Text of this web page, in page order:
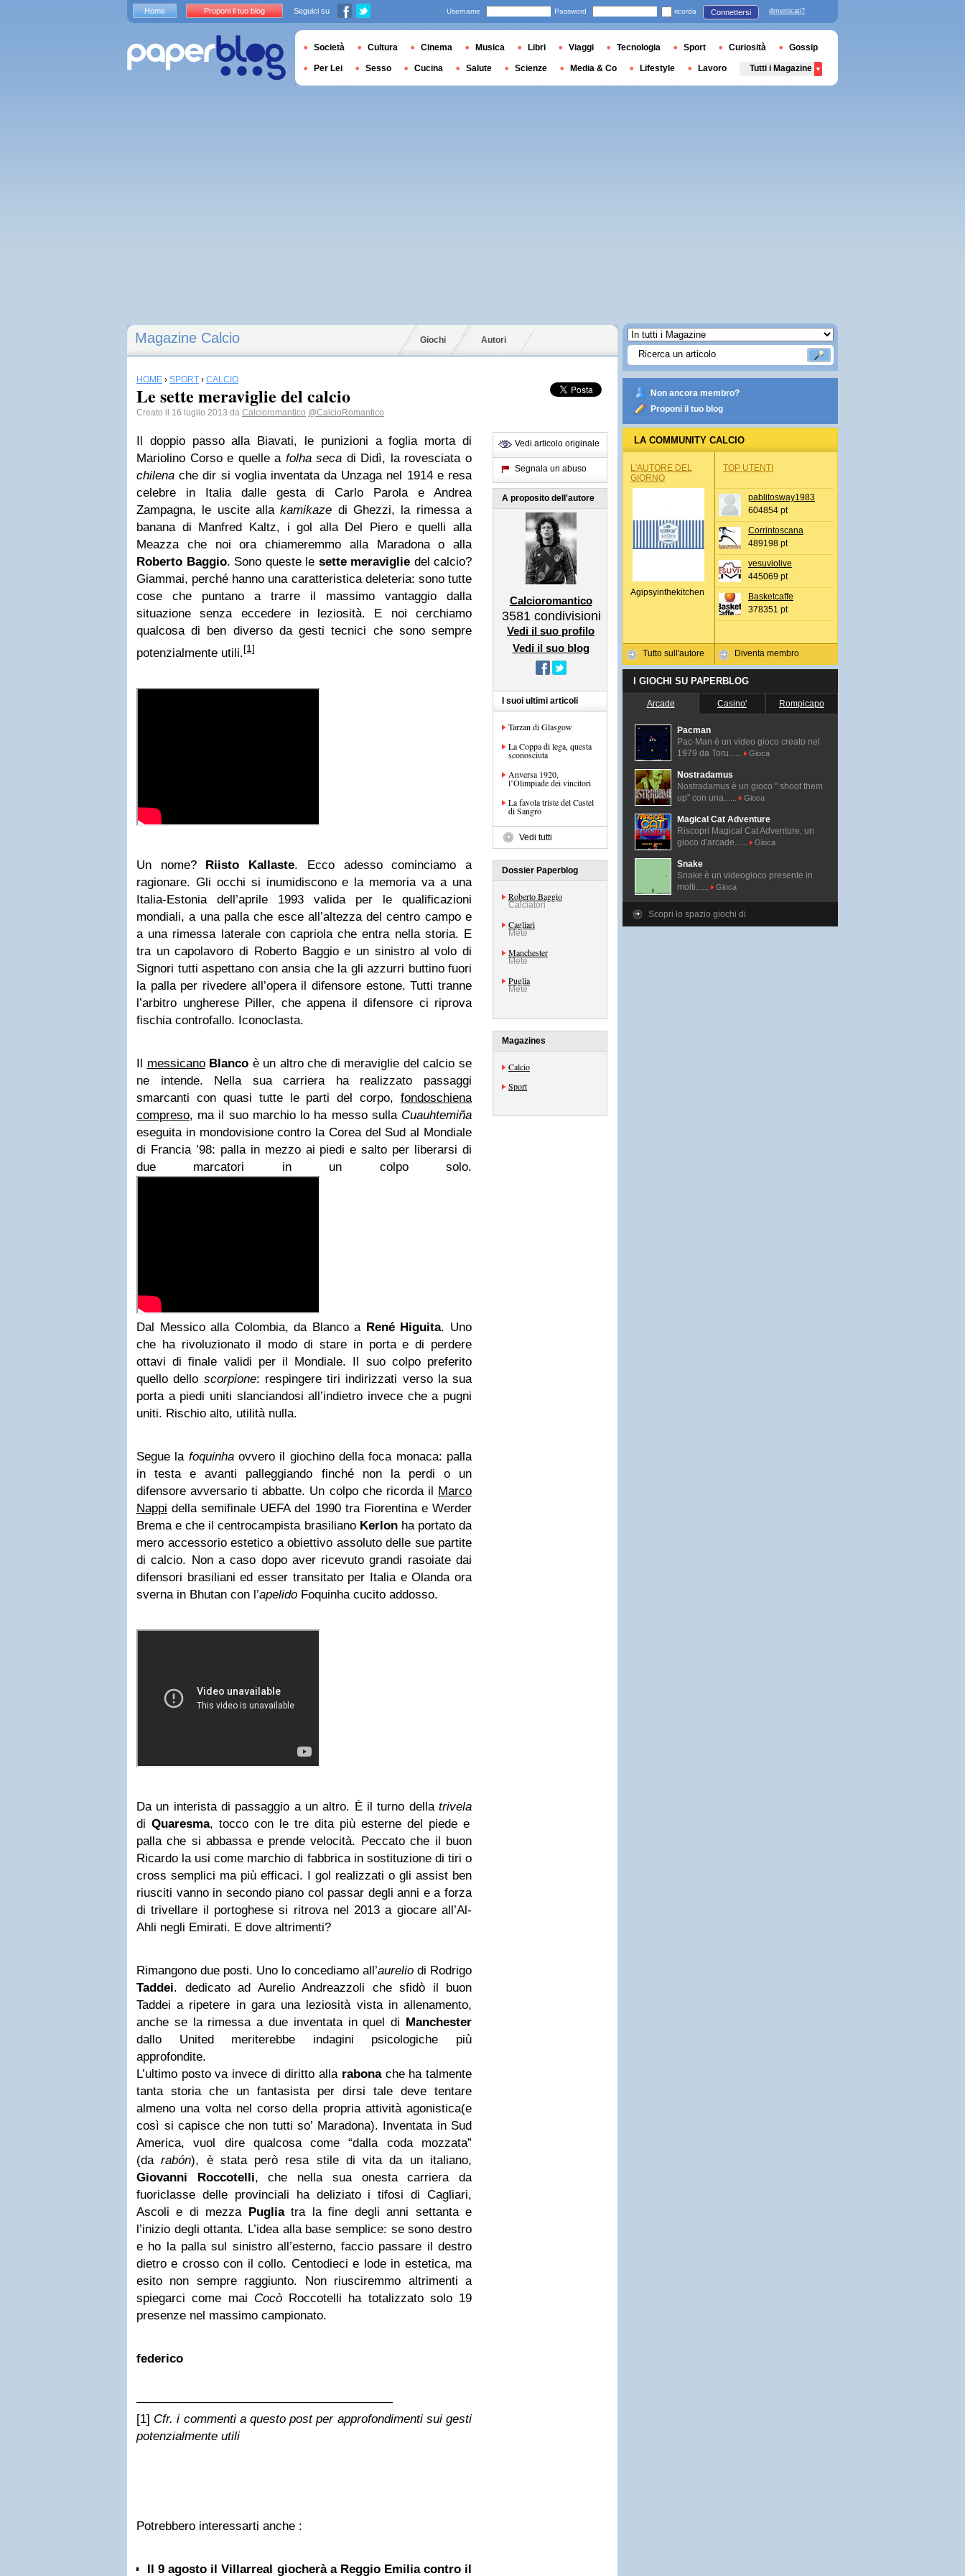
Magazine Calcio Giochi Autori
HOME › SPORT › CALCIO
Le sette meraviglie del calcio
Creato il 16 luglio 2013 da Calcioromantico @CalcioRomantico
Il doppio passo alla Biavati, le punizioni a foglia morta di
Mariolino Corso e quelle a folha seca di Didì, la rovesciata o
chilena che dir si voglia inventata da Unzaga nel 1914 e resa
celebre in Italia dalle gesta di Carlo Parola e Andrea
Zampagna, le uscite allakamikaze di Ghezzi, la rimessa a
banana di Manfred Kaltz, i gol alla Del Piero e quelli alla
Meazza che noi ora chiameremmo alla Maradona o alla
Roberto Baggio. Sono queste le sette meraviglie del calcio?
Giammai, perché hanno una caratteristica deleteria: sono tutte
cose che puntano a trarre il massimo vantaggio dalla
situazione senza eccedere in leziosità. E noi cerchiamo
qualcosa di ben diverso da gesti tecnici che sono sempre
potenzialmente utili.[1]
Un nome? Riisto Kallaste. Ecco adesso cominciamo a
ragionare. Gli occhi si inumidiscono e la memoria va a una
Italia-Estonia dell’aprile 1993 valida per le qualificazioni
mondiali, a una palla che esce all’altezza del centro campo e
a una rimessa lateralecon capriola che entra nella storia. E
tra un capolavoro di Roberto Baggio e un sinistro al volo di
Signori tutti aspettano con ansia che la gli azzurri buttino fuori
la palla per rivedere all’opera il difensore estone. Tutti tranne
l’arbitro ungherese Piller, che appena il difensore ci riprova
fischia controfallo. Iconoclasta.
Il messicano Blanco è un altro che di meraviglie del calcio se
ne intende. Nella sua carriera ha realizzato passaggi
smarcanti con quasi tutte le parti del corpo, fondoschiena
compreso, ma il suo marchio lo ha messo sulla Cuauhtemiña
eseguita in mondovisione contro la Corea del Sud al Mondiale
di Francia ’98: palla in mezzo ai piedi e salto per liberarsi di
due marcatori in un colpo solo.
Dal Messico alla Colombia, da Blanco a René Higuita. Uno
che ha rivoluzionato il modo di stare in porta e di perdere
ottavi di finale validi per il Mondiale. Il suo colpo preferito
quello dello scorpione: respingere tiri indirizzati verso la sua
porta a piedi uniti slanciandosi all’indietro invece che a pugni
uniti. Rischio alto, utilità nulla.
Segue la foquinhaovvero il giochino della foca monaca: palla
in testa e avanti palleggiando finché non la perdi o un
difensore avversario ti abbatte. Un colpo che ricorda il Marco
Nappi della semifinale UEFA del 1990 tra Fiorentina e Werder
Brema e che il centrocampista brasiliano Kerlon ha portato da
mero accessorio estetico a obiettivo assoluto delle sue partite
di calcio. Non a caso dopo aver ricevuto grandi rasoiate dai
difensori brasiliani ed esser transitato per Italia e Olanda ora
sverna in Bhutan con l’apelido Foquinha cucito addosso.
Da un interista di passaggio a un altro. È il turno della trivela
di Quaresma, tocco con le tre dita più esterne del piede e
palla che si abbassa e prende velocità. Peccato che il buon
Ricardo la usi come marchio di fabbrica in sostituzione di tiri o
cross semplici ma più efficaci. I gol realizzati o gli assist ben
riusciti vanno in secondo piano col passar degli anni e a forza
di trivellare il portoghese si ritrova nel 2013 a giocare all’Al-
Ahli negli Emirati. E dove altrimenti?
Rimangono due posti. Uno lo concediamo all’aurelio di Rodrigo
Taddei. dedicato ad Aurelio Andreazzoli che sfidò il buon
Taddei a ripetere in gara una leziosità vista in allenamento,
anche se la rimessa a due inventata in quel di Manchester
dallo United meriterebbe indagini psicologiche più
approfondite.
L’ultimo posto va invece di diritto alla rabonache ha talmente
tanta storia che un fantasista per dirsi tale deve tentare
almeno una volta nel corso della propria attività agonistica(e
così si capisce che non tutti so’ Maradona). Inventata in Sud
America, vuol dire qualcosa come “dalla coda mozzata”
(darabón), è stata però resa stile di vita da un italiano,
Giovanni Roccotelli, che nella sua onesta carriera da
fuoriclasse delle provinciali ha deliziato i tifosi di Cagliari,
Ascoli e di mezza Pugliatra la fine degli anni settanta e
l’inizio degli ottanta. L’idea alla base semplice: se sono destro
e ho la palla sul sinistro all’esterno, faccio passare il destro
dietro e crosso con il collo. Centodieci e lode in estetica, ma
esito non sempre raggiunto. Non riusciremmo altrimenti a
spiegarci come mai CocòRoccotelli ha totalizzato solo 19
presenze nel massimo campionato.
federico
—————————————————————
[1] Cfr. i commenti a questo post per approfondimenti sui gesti
potenzialmente utili
Potrebbero interessarti anche :
Il 9 agosto il Villarreal giocherà a Reggio Emilia contro il
Vedi articolo originale
Segnala un abuso
A proposito dell'autore
Calcioromantico
3581 condivisioni
Vedi il suo profilo
Vedi il suo blog
I suoi ultimi articoli
Tarzan di Glasgow
La Coppa di lega, questa
sconosciuta
Anversa 1920,
l’Olimpiade dei vincitori
La favola triste del Castel
di Sangro
Vedi tutti
Dossier Paperblog
Roberto Baggio
Calciatori
Cagliari
Mete
Manchester
Mete
Puglia
Mete
Magazines
Calcio
Sport
Non ancora membro?
Proponi il tuo blog
LA COMMUNITY CALCIO
L'AUTORE DEL
GIORNO
Agipsyinthekitchen
Tutto sull'autore
TOP UTENTI
pablitosway1983
604854 pt
Corrintoscana
489198 pt
vesuviolive
445069 pt
Basketcaffe
378351 pt
Diventa membro
I GIOCHI SU PAPERBLOG
Arcade Casino' Rompicapo
Pacman
Pac-Man é un video gioco creato nel
1979 da Toru......
Gioca
Nostradamus
Nostradamus è un gioco " shoot them
up" con una......
Gioca
Magical Cat Adventure
Riscopri Magical Cat Adventure, un
gioco d'arcade......
Gioca
Snake
Snake è un videogioco presente in
molti......
Gioca
Scopri lo spazio giochi di
Home Proponi il tuo blog Seguici su Username Password ricorda Connettersi dimenticati?
Società Cultura Cinema Musica Libri Viaggi Tecnologia Sport Curiosità Gossip
Per Lei Sesso Cucina Salute Scienze Media & Co Lifestyle Lavoro Tutti i Magazine